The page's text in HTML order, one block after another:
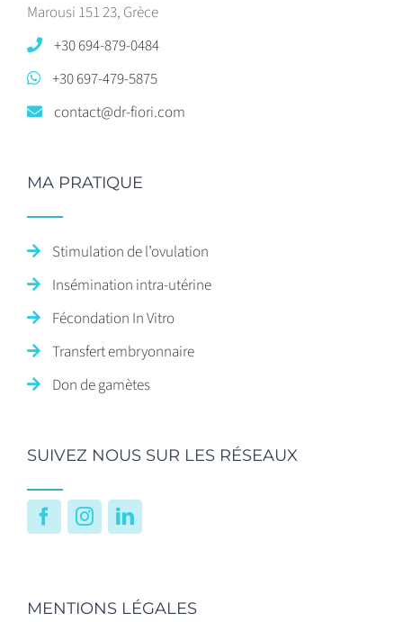
Marousi 151 23, Grèce
+30 694-879-0484
+30 697-479-5875
contact@dr-fiori.com
MA PRATIQUE
Stimulation de l’ovulation
Insémination intra-utérine
Fécondation In Vitro
Transfert embryonnaire
Don de gamètes
SUIVEZ NOUS SUR LES RÉSEAUX
FacebookInstagramLinkedIn
MENTIONS LÉGALES